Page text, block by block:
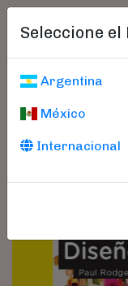
Seleccione
Argentina
México
Internacional